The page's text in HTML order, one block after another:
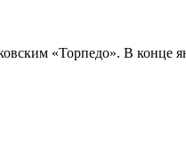
«Торпедо». В конце